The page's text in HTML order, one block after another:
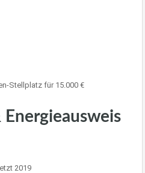
Stellplatz für 15.000 €
Energieausweis
2019